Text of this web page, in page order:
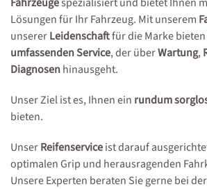
Lösungen für Ihr Fahrzeug. Mit unserem
unsererLeidenschaftfür die Marke
umfassenden Service, der überWartung,
Diagnosenhinausgeht.
Unser Ziel ist es, Ihnen ein rundum
bieten.
UnserReifenserviceist darauf
optimalen Grip und herausragenden
Unsere Experten beraten Sie gerne bei